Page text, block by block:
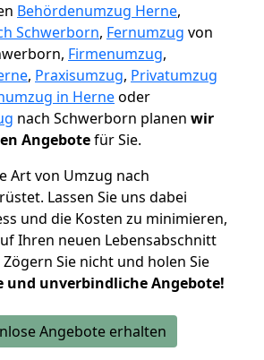
Behördenumzug Herne,
Schwerborn, Fernumzug von
Firmenumzug,
, Praxisumzug, Privatumzug
in Herneoder
nach Schwerborn planen wir
Angebotefür Sie.
Art von Umzug nach
Lassen Sie uns dabei
und die Kosten zu minimieren,
Ihren neuen Lebensabschnitt
Zögern Sie nicht und holen Sie
und unverbindliche Angebote!
Angebote erhalten